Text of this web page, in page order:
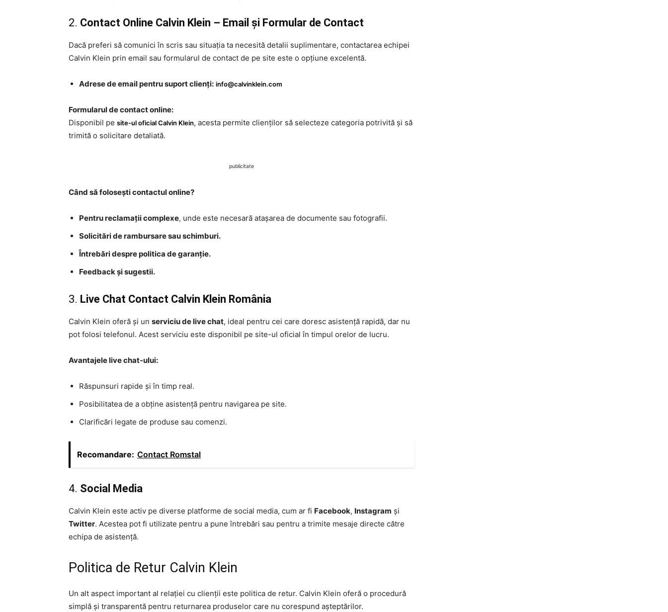
2. Contact Online Calvin Klein – Email și Formular de Contact
Dacă preferi să comunici în scris sau situația ta necesită detalii suplimentare, contactarea echipei
Calvin Klein prin email sau formularul de contact de pe site este o opțiune excelentă.
Adrese de email pentru suport clienți: info@calvinklein.com
Formularul de contact online:
Disponibil pe site-ul oficial Calvin Klein, acesta permite clienților să selecteze categoria potrivită și să
trimită o solicitare detaliată.
publicitate
Când să folosești contactul online?
Pentru reclamații complexe, unde este necesară atașarea de documente sau fotografii.
Solicitări de rambursare sau schimburi.
Întrebări despre politica de garanție.
Feedback și sugestii.
3. Live Chat Contact Calvin Klein România
Calvin Klein oferă și un serviciu de live chat, ideal pentru cei care doresc asistență rapidă, dar nu
pot folosi telefonul. Acest serviciu este disponibil pe site-ul oficial în timpul orelor de lucru.
Avantajele live chat-ului:
Răspunsuri rapide și în timp real.
Posibilitatea de a obține asistență pentru navigarea pe site.
Clarificări legate de produse sau comenzi.
Recomandare: Contact Romstal
4. Social Media
Calvin Klein este activ pe diverse platforme de social media, cum ar fi Facebook, Instagram și
Twitter. Acestea pot fi utilizate pentru a pune întrebări sau pentru a trimite mesaje directe către
echipa de asistență.
Politica de Retur Calvin Klein
Un alt aspect important al relației cu clienții este politica de retur. Calvin Klein oferă o procedură
simplă și transparentă pentru returnarea produselor care nu corespund așteptărilor.